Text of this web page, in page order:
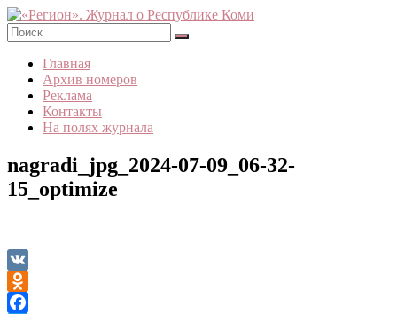
Skip
to
content
«Регион».
Журнал
Республике
Коми
Главная
Архив номеров
Реклама
Контакты
На полях журнала
nagradi_jpg_2024-07-09_06-32-
15_optimize
VK
Odnoklassniki